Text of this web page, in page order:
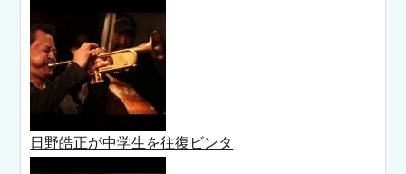
日野皓正が中学生を往復ビンタ